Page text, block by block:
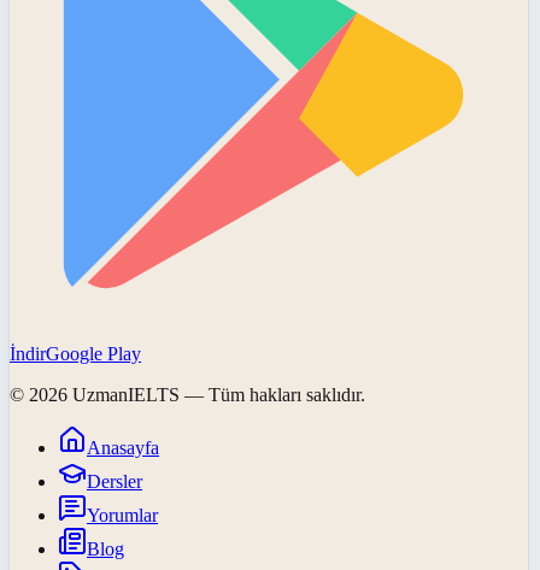
İndirGoogle Play
© 2026 UzmanIELTS — Tüm hakları saklıdır.
Anasayfa
Dersler
Yorumlar
Blog